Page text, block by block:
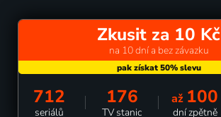
Zkusit za 10 Kč
na 10 dní a bez závazku
712
seriálů
176
TV stanic
až 100
dní zpětně